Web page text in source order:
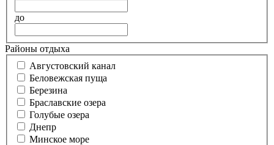
до
Районы отдыха
Августовский канал
Беловежская пуща
Березина
Браславские озера
Голубые озера
Днепр
Минское море